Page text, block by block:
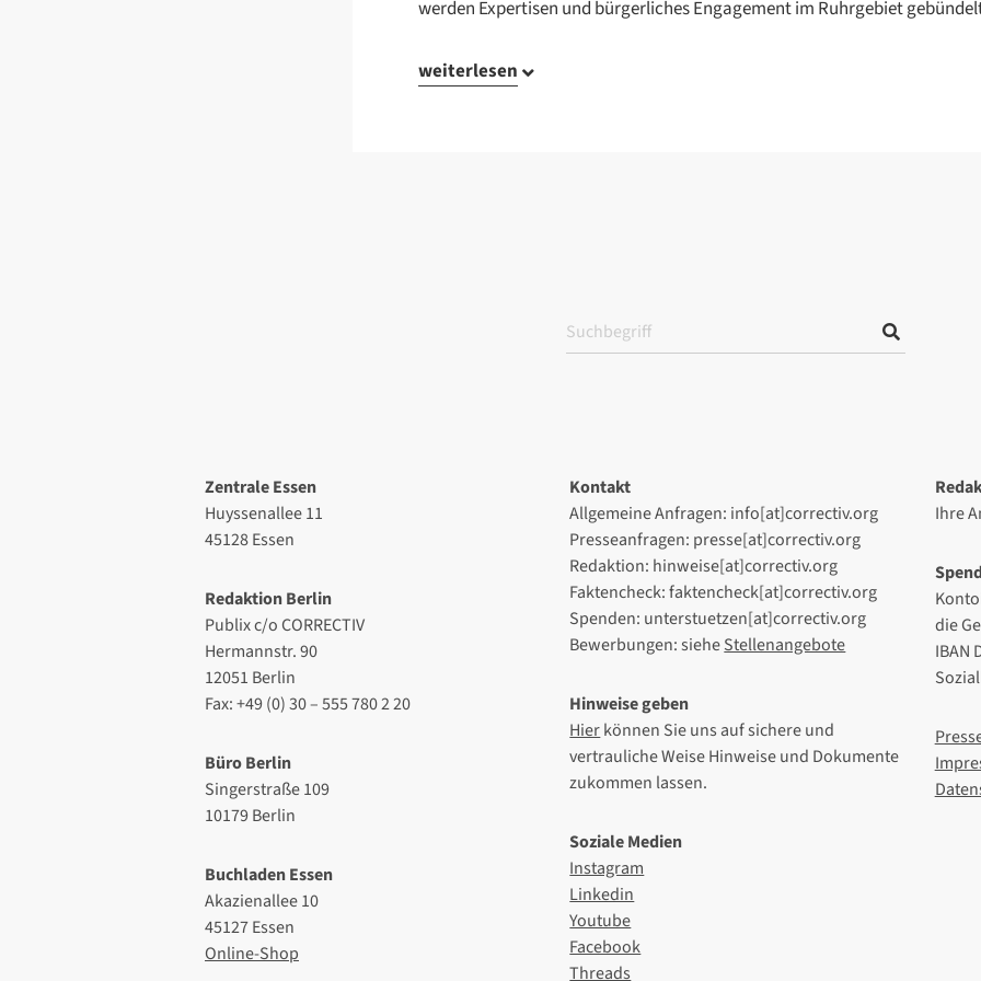
werden Expertisen und bürgerliches Engagement im Ruhrgebiet
weiterlesen
Zentrale Essen
Huyssenallee 11
45128 Essen
Redaktion Berlin
Publix c/o CORRECTIV
Hermannstr. 90
12051 Berlin
Fax: +49 (0) 30 – 555 780 2 20
Büro Berlin
Singerstraße 109
10179 Berlin
Buchladen Essen
Akazienallee 10
45127 Essen
Online-Shop
Kontakt
Allgemeine Anfragen: info[at]correctiv.org
Presseanfragen: presse[at]correctiv.org
Redaktion: hinweise[at]correctiv.org
Faktencheck: faktencheck[at]correctiv.org
Spenden: unterstuetzen[at]correctiv.org
Bewerbungen: sieheStellenangebote
Hinweise geben
Hierkönnen Sie uns auf sichere und
vertrauliche Weise Hinweise und Dokumente
zukommen lassen.
Soziale Medien
Instagram
Linkedin
Youtube
Facebook
Threads
Ihre
die
IBAN